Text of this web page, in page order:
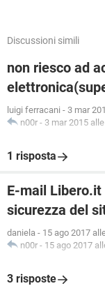
Discussioni simili
non riesco ad
luigi ferracani - 3 mar
n00r - 3 mar 2015
1 risposta
E-mail
sicurezza del
daniela - 15 ago 2017
n00r - 15 ago 2017
3 risposte